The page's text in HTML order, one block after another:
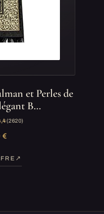
et Perles de
B…
(2 620)
€